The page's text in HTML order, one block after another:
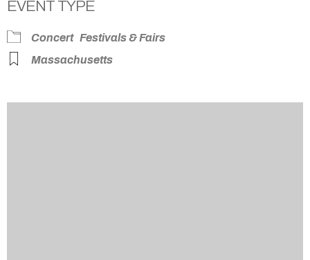
EVENT TYPE
Concert Festivals & Fairs
Massachusetts